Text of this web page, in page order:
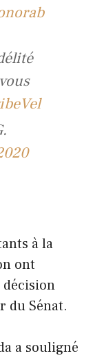
à la
ont
du Sénat.
a souligné